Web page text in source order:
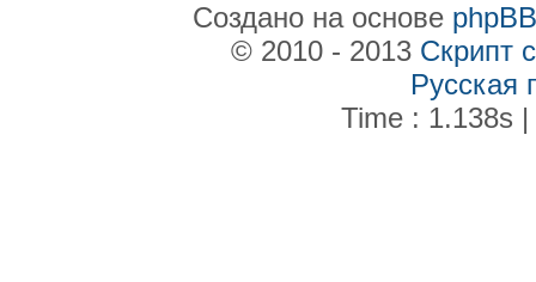
Создано на основе phpBB
© 2010 - 2013 Скрипт
Русская
Time : 1.138s